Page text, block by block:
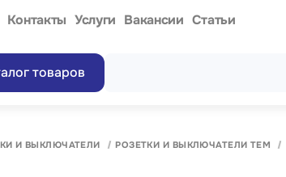
Контакты Услуги Вакансии Статьи
товаров
И ВЫКЛЮЧАТЕЛИ РОЗЕТКИ И ВЫКЛЮЧАТЕЛИ ТЕМ